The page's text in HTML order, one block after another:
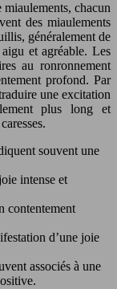
chacun
des miaulements
généralement de
et agréable. Les
au ronronnement
profond. Par
une excitation
plus long et
souvent une
intense et
contentement
d’une joie
associés à une